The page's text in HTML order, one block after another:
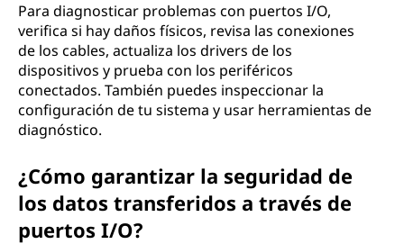
Para diagnosticar problemas con puertos I/O,
verifica si hay daños físicos, revisa las conexiones
de los cables, actualiza los drivers de los
dispositivos y prueba con los periféricos
conectados. También puedes inspeccionar la
configuración de tu sistema y usar herramientas de
diagnóstico.
¿Cómo garantizar la seguridad de
los datos transferidos a través de
puertos I/O?